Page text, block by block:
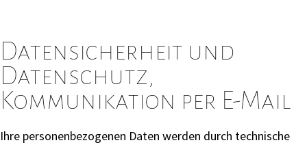
Datensicherheit und
Datenschutz,
Kommunikation per E-Mail
Ihre personenbezogenen Daten werden durch technische